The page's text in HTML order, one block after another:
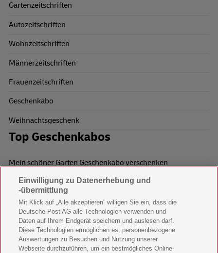
Gartenzeitschriften
Autozeitschriften
Wohnzeitschriften
Männerzeitschriften
Frauenzeitschriften
Geschenkabo
Weihnachtsgeschenk
Top Geschenkabos
Mein schöner Garten Geschenkabo verschenken
Wohnen & Garten Geschenkabo verschenken
Mein schönes Land Geschenkabo verschenken
Bild der Frau Geschenkabo verschenken
11 Freunde Geschenkabo verschenken
Einwilligung zu Datenerhebung und
-übermittlung
Mit Klick auf „Alle akzeptieren” willigen Sie ein, dass die
Deutsche Post AG alle Technologien verwenden und
Daten auf Ihrem Endgerät speichern und auslesen darf.
Diese Technologien ermöglichen es, personenbezogene
Auswertungen zu Besuchen und Nutzung unserer
Webseite durchzuführen, um ein bestmögliches Online-